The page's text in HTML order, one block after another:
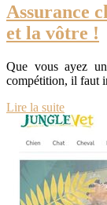
Assurance
et la vôtre !
Que vous ayez
compétition, il faut
Lire la suite